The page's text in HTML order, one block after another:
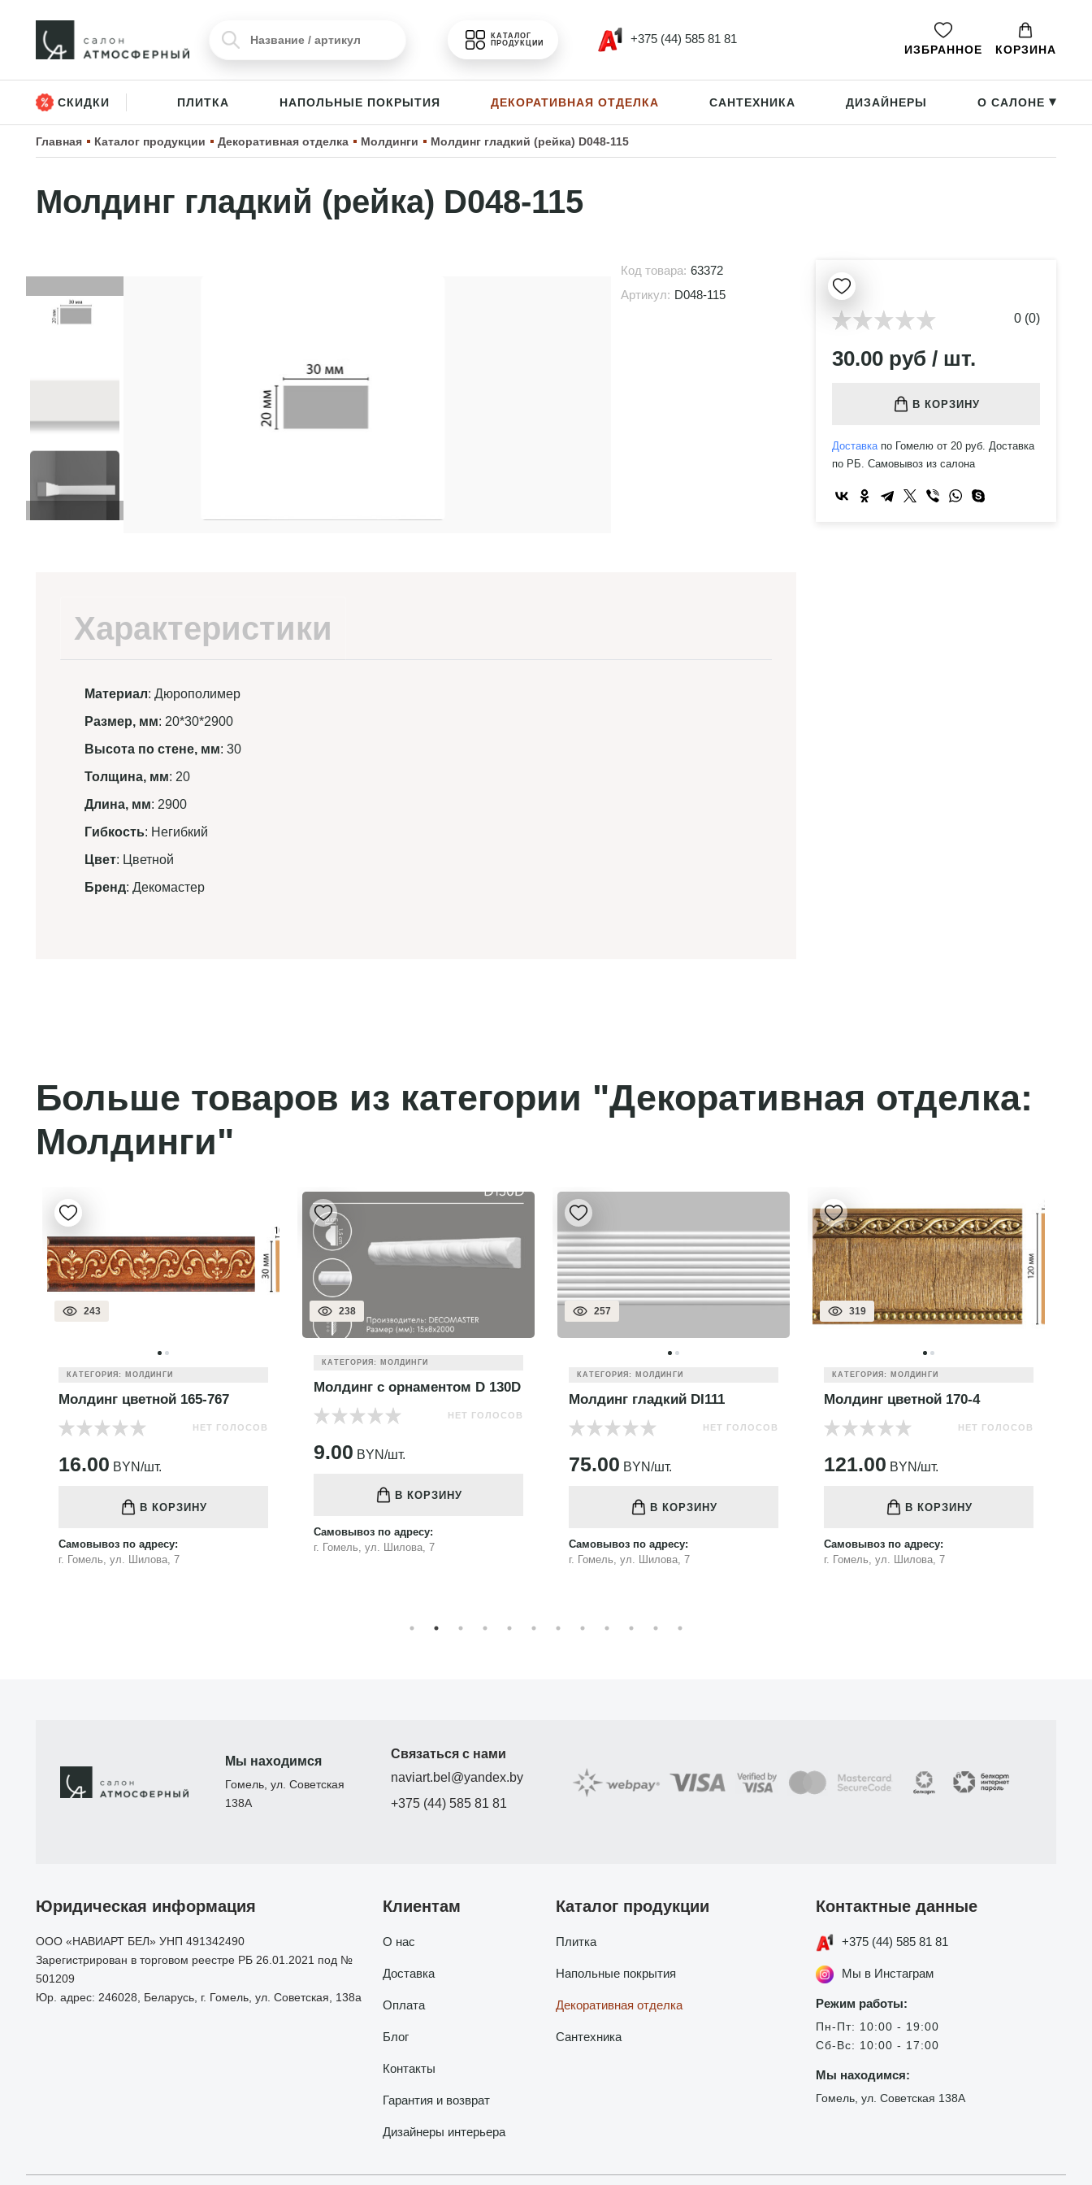
КАТАЛОГ
ПРОДУКЦИИ
+375 (44) 585 81 81
ИЗБРАННОЕ КОРЗИНА
СКИДКИ ПЛИТКА НАПОЛЬНЫЕ ПОКРЫТИЯ ДЕКОРАТИВНАЯ ОТДЕЛКА САНТЕХНИКА ДИЗАЙНЕРЫ О САЛОНЕ ▸
Главная Каталог продукции Декоративная отделка Молдинги Молдинг гладкий (рейка) D048-115
Молдинг гладкий (рейка) D048-115
Код товара: 63372
Артикул: D048-115
Характеристики
Материал: Дюрополимер
Размер, мм: 20*30*2900
Высота по стене, мм: 30
Толщина, мм: 20
Длина, мм: 2900
Гибкость: Негибкий
Цвет: Цветной
Бренд: Декомастер
0 (0)
30.00 руб / шт.
В КОРЗИНУ
Доставкапо Гомелю от 20 руб. Доставка
по РБ. Самовывоз из салона
Больше товаров из категории "Декоративная отделка:
Молдинги"
243
КАТЕГОРИЯ: МОЛДИНГИ
Молдинг цветной 165-767
НЕТ ГОЛОСОВ
16.00 BYN/шт.
В КОРЗИНУ
Самовывоз по адресу:
г. Гомель, ул. Шилова, 7
238
КАТЕГОРИЯ: МОЛДИНГИ
Молдинг с орнаментом D 130D
НЕТ ГОЛОСОВ
9.00 BYN/шт.
В КОРЗИНУ
Самовывоз по адресу:
г. Гомель, ул. Шилова, 7
257
КАТЕГОРИЯ: МОЛДИНГИ
Молдинг гладкий DI111
НЕТ ГОЛОСОВ
75.00 BYN/шт.
В КОРЗИНУ
Самовывоз по адресу:
г. Гомель, ул. Шилова, 7
319
КАТЕГОРИЯ: МОЛДИНГИ
Молдинг цветной 170-4
НЕТ ГОЛОСОВ
121.00 BYN/шт.
В КОРЗИНУ
Самовывоз по адресу:
г. Гомель, ул. Шилова, 7
Мы находимся
Гомель, ул. Советская
138А
Связаться с нами
naviart.bel@yandex.by
+375 (44) 585 81 81
Юридическая информация
ООО «НАВИАРТ БЕЛ» УНП 491342490
Зарегистрирован в торговом реестре РБ 26.01.2021 под №
501209
Юр. адрес: 246028, Беларусь, г. Гомель, ул. Советская, 138а
Клиентам
О нас
Доставка
Оплата
Блог
Контакты
Гарантия и возврат
Дизайнеры интерьера
Каталог продукции
Плитка
Напольные покрытия
Декоративная отделка
Сантехника
Контактные данные
+375 (44) 585 81 81
Мы в Инстаграм
Режим работы:
Пн-Пт: 10:00 - 19:00
Сб-Вс: 10:00 - 17:00
Мы находимся:
Гомель, ул. Советская 138А